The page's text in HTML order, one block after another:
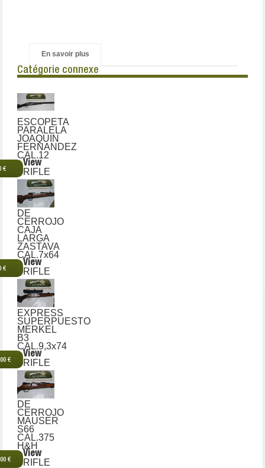
En savoir plus
Catégorie connexe
ESCOPETA
PARALELA
JOAQUIN
FERNANDEZ
CAL.12
€
View
RIFLE
DE
CERROJO
CAJA
LARGA
ZASTAVA
CAL.7x64
€
View
RIFLE
EXPRESS
SUPERPUESTO
MERKEL
B3
CAL.9,3x74
€
View
RIFLE
DE
CERROJO
MAUSER
S66
CAL.375
H&H
€
View
RIFLE